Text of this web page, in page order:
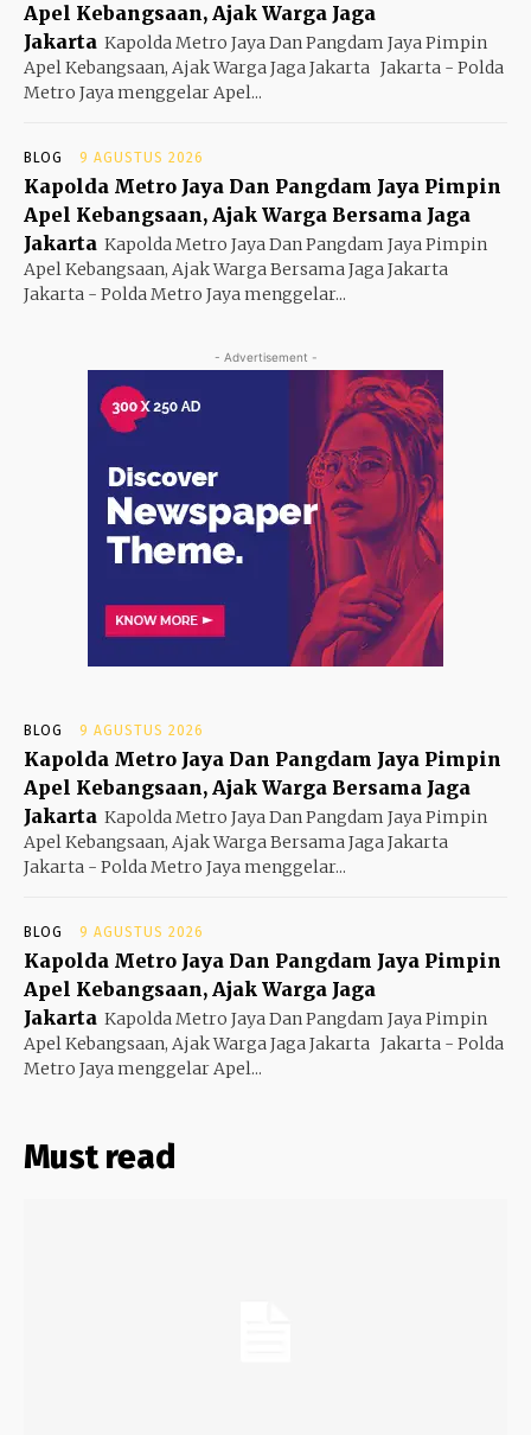
Apel Kebangsaan, Ajak Warga Jaga
Jakarta Kapolda Metro Jaya Dan Pangdam Jaya Pimpin
Apel Kebangsaan, Ajak Warga Jaga Jakarta Jakarta - Polda
Metro Jaya menggelar Apel...
BLOG 9 AGUSTUS 2026
Kapolda Metro Jaya Dan Pangdam Jaya Pimpin
Apel Kebangsaan, Ajak Warga Bersama Jaga
Jakarta Kapolda Metro Jaya Dan Pangdam Jaya Pimpin
Apel Kebangsaan, Ajak Warga Bersama Jaga Jakarta
Jakarta - Polda Metro Jaya menggelar...
- Advertisement -
BLOG 9 AGUSTUS 2026
Kapolda Metro Jaya Dan Pangdam Jaya Pimpin
Apel Kebangsaan, Ajak Warga Bersama Jaga
Jakarta Kapolda Metro Jaya Dan Pangdam Jaya Pimpin
Apel Kebangsaan, Ajak Warga Bersama Jaga Jakarta
Jakarta - Polda Metro Jaya menggelar...
BLOG 9 AGUSTUS 2026
Kapolda Metro Jaya Dan Pangdam Jaya Pimpin
Apel Kebangsaan, Ajak Warga Jaga
Jakarta Kapolda Metro Jaya Dan Pangdam Jaya Pimpin
Apel Kebangsaan, Ajak Warga Jaga Jakarta Jakarta - Polda
Metro Jaya menggelar Apel...
Must read